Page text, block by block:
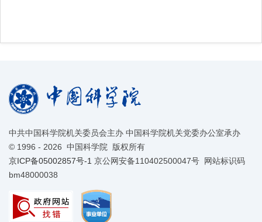
中共中国科学院机关委员会主办 中国科学院机关党委办公室承办
© 1996 - 2026 中国科学院 版权所有
京ICP备05002857号-1 京公网安备110402500047号 网站标识码
bm48000038